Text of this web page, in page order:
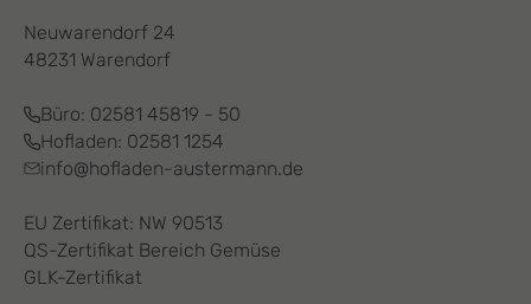
Neuwarendorf 24
48231 Warendorf
Büro: 02581 45819 - 50
Hofladen: 02581 1254
info@hofladen-austermann.de
EU Zertifikat: NW 90513
QS-Zertifikat Bereich Gemüse
GLK-Zertifikat